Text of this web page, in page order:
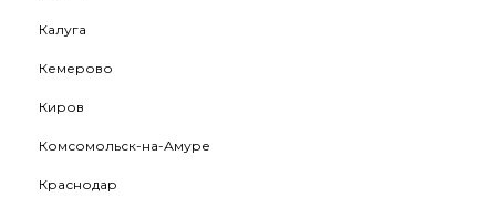
Калуга
Кемерово
Киров
Комсомольск-на-Амуре
Краснодар